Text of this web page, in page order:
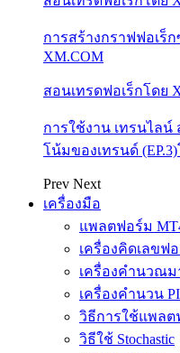
การสร้างกราฟฟอเร็ก
XM.COM
สอนเทรดฟอเร็กโดย
การใช้งาน เทรนไล
โน้มของเทรนด์
Prev Next
เครื่องมือ
แพลตฟอร์ม
เครื่องคิดเลขฟ
เครื่องคำนวณม
เครื่องคำนวน
วิธีการใช้แพลต
วิธีใช้ Stochastic